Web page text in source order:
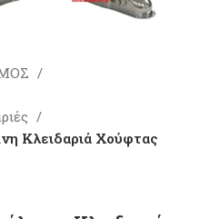
Κλειδαριά Χούφτας